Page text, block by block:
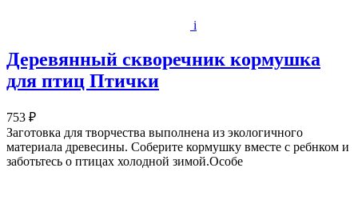
i
Деревянный скворечник кормушка
для птиц Птички
753 ₽
Заготовка для творчества выполнена из экологичного
материала древесины. Соберите кормушку вместе с ребнком и
заботьтесь о птицах холодной зимой.Особе